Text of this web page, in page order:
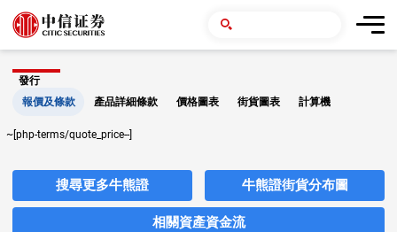
發行
報價及條款
產品詳細條款 價格圖表 街貨圖表 計算機
~[php-terms/quote_price--]
搜尋更多牛熊證 牛熊證街貨分布圖
相關資產資金流